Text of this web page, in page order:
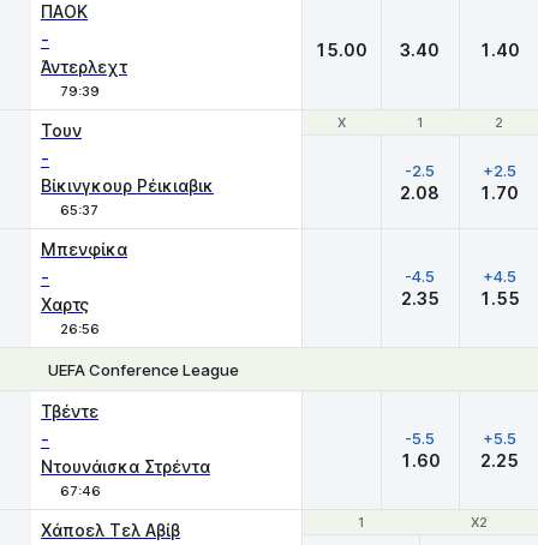
ΠΑΟΚ
-
Άντερλεχτ
79:39
15.00 3.40 1.40
Χ 1 2
Τουν
-
Βίκινγκουρ Ρέικιαβικ
65:37
Χ 1 2
-2.5
2.08
+2.5
1.70
Μπενφίκα
-
Χαρτς
26:56
-4.5
2.35
+4.5
1.55
UEFA Conference League
Τβέντε
-
Ντουνάισκα Στρέντα
67:46
-5.5
1.60
+5.5
2.25
1 X2
Χάποελ Τελ Αβίβ 1 X2